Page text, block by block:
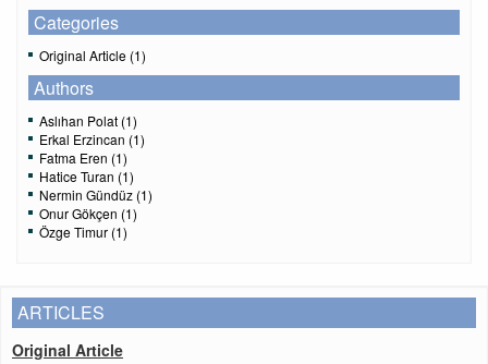
Categories
Original Article (1)
Authors
Aslıhan Polat (1)
Erkal Erzincan (1)
Fatma Eren (1)
Hatice Turan (1)
Nermin Gündüz (1)
Onur Gökçen (1)
Özge Timur (1)
ARTICLES
Original Article